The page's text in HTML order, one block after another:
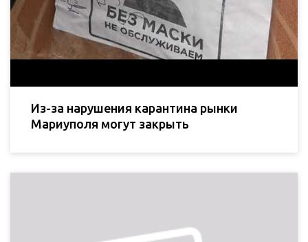
Из-за нарушения карантина рынки
Мариуполя могут закрыть